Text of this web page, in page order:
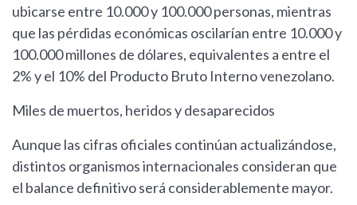
ubicarse entre 10.000 y 100.000 personas, mientras
que las pérdidas económicas oscilarían entre 10.000 y
100.000 millones de dólares, equivalentes a entre el
2% y el 10% del Producto Bruto Interno venezolano.
Miles de muertos, heridos y desaparecidos
Aunque las cifras oficiales continúan actualizándose,
distintos organismos internacionales consideran que
el balance definitivo será considerablemente mayor.